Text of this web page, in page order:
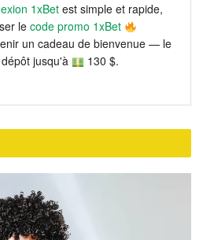
1xBet est simple et rapide,
le code promo 1xBet
un cadeau de bienvenue — le
jusqu'à
130 $.